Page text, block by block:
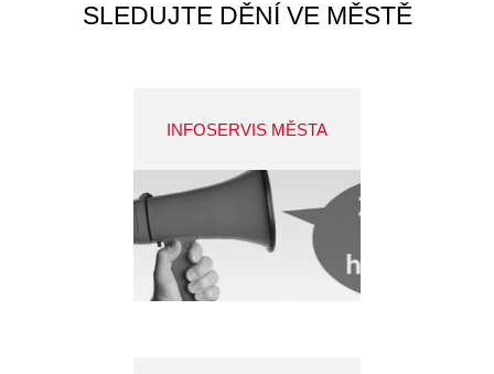
SLEDUJTE DĚNÍ VE MĚSTĚ
INFOSERVIS MĚSTA